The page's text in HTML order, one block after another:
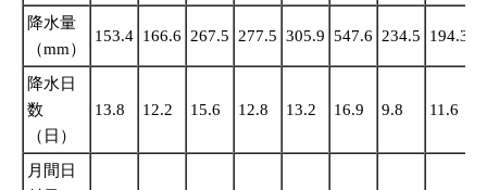
降水量
（mm）
153.4 166.6 267.5 277.5 305.9 547.6 234.5 194.3
降水日
数
（日）
13.8 12.2 15.6 12.8 13.2 16.9 9.8 11.6
月間日